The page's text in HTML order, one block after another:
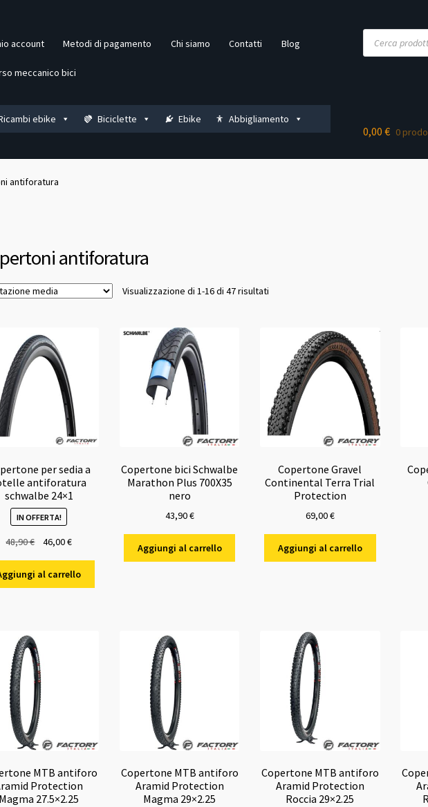
account Metodi di pagamento Chi siamo Contatti Blog
meccanico bici
Products
search
ebike Biciclette Ebike Abbigliamento
0,00 € 0
antiforatura
antiforatura
Visualizzazione di 1-16 di 47 risultatiValutazione
per sedia a
antiforatura
schwalbe 24×1
IN OFFERTA!
48,90€
originale
era:
46,00€Il
attuale
è:
al carrello
Copertone bici Schwalbe
Marathon Plus 700X35
nero
43,90€
Aggiungi al carrello
Copertone Gravel
Continental Terra Trial
Protection
69,00€
Aggiungi al carrello
MTB antiforo
Protection
Magma 27.5×2.25
Copertone MTB antiforo
Aramid Protection
Magma 29×2.25
Copertone MTB antiforo
Aramid Protection
Roccia 29×2.25